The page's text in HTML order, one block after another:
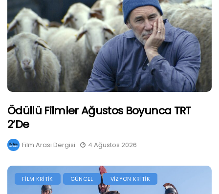
Ödüllü Filmler Ağustos Boyunca TRT
2’de
Film Arası Dergisi 4 Ağustos 2026
FİLM KRİTİK GÜNCEL VİZYON KRİTİK